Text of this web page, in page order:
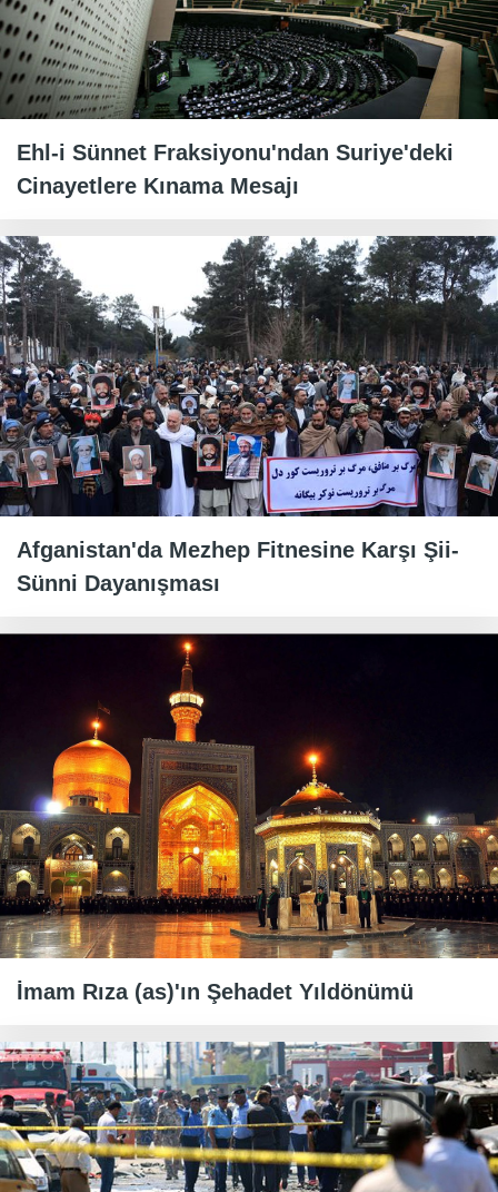
Ehl-i Sünnet Fraksiyonu'ndan Suriye'deki
Cinayetlere Kınama Mesajı
Afganistan'da Mezhep Fitnesine Karşı Şii-
Sünni Dayanışması
İmam Rıza (as)'ın Şehadet Yıldönümü